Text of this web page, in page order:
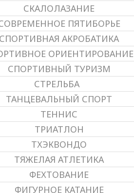
СКАЛОЛАЗАНИЕ
ПЯТИБОРЬЕ
СПОРТИВНАЯ АКРОБАТИКА
ОРИЕНТИРОВАНИЕ
СПОРТИВНЫЙ ТУРИЗМ
СТРЕЛЬБА
ТАНЦЕВАЛЬНЫЙ СПОРТ
ТЕННИС
ТРИАТЛОН
ТХЭКВОНДО
ТЯЖЕЛАЯ АТЛЕТИКА
ФЕХТОВАНИЕ
ФИГУРНОЕ КАТАНИЕ